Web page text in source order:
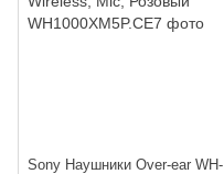
Sony Наушники Over-ear WH-